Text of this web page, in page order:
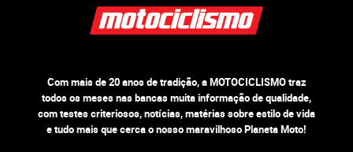
Com mais de 20 anos de tradição, a MOTOCICLISMO traz
todos os meses nas bancas muita informação de qualidade,
com testes criteriosos, notícias, matérias sobre estilo de vida
e tudo mais que cerca o nosso maravilhoso Planeta Moto!